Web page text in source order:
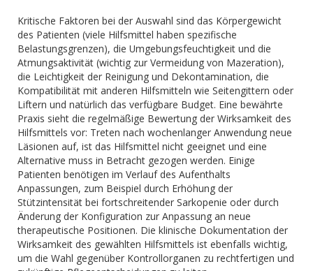
Kritische Faktoren bei der Auswahl sind das Körpergewicht
des Patienten (viele Hilfsmittel haben spezifische
Belastungsgrenzen), die Umgebungsfeuchtigkeit und die
Atmungsaktivität (wichtig zur Vermeidung von Mazeration),
die Leichtigkeit der Reinigung und Dekontamination, die
Kompatibilität mit anderen Hilfsmitteln wie Seitengittern oder
Liftern und natürlich das verfügbare Budget. Eine bewährte
Praxis sieht die regelmäßige Bewertung der Wirksamkeit des
Hilfsmittels vor: Treten nach wochenlanger Anwendung neue
Läsionen auf, ist das Hilfsmittel nicht geeignet und eine
Alternative muss in Betracht gezogen werden. Einige
Patienten benötigen im Verlauf des Aufenthalts
Anpassungen, zum Beispiel durch Erhöhung der
Stützintensität bei fortschreitender Sarkopenie oder durch
Änderung der Konfiguration zur Anpassung an neue
therapeutische Positionen. Die klinische Dokumentation der
Wirksamkeit des gewählten Hilfsmittels ist ebenfalls wichtig,
um die Wahl gegenüber Kontrollorganen zu rechtfertigen und